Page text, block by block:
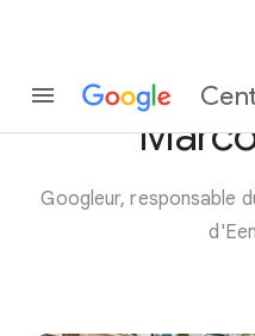
Googleur, responsable